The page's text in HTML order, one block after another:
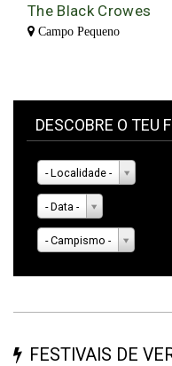
The Black Crowes
Campo Pequeno
DESCOBRE O TEU
- Localidade -
- Data -
- Campismo -
FESTIVAIS DE